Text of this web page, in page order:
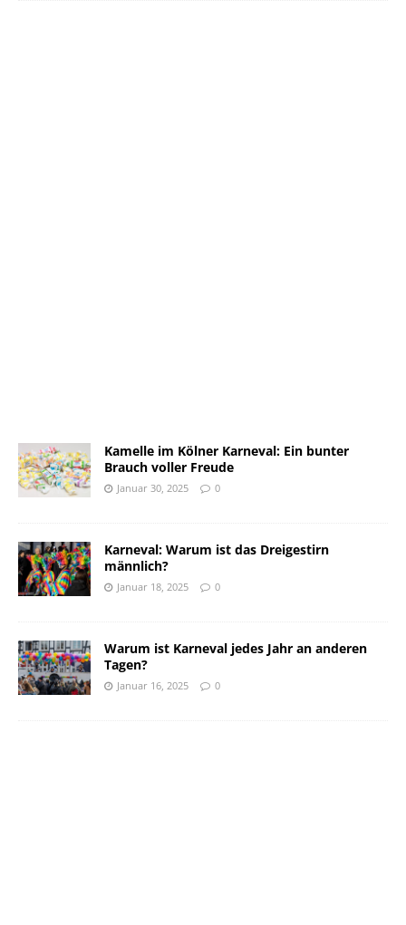
Kamelle im Kölner Karneval: Ein bunter
Brauch voller Freude
Januar 30, 2025 0
Karneval: Warum ist das Dreigestirn
männlich?
Januar 18, 2025 0
Warum ist Karneval jedes Jahr an anderen
Tagen?
Januar 16, 2025 0